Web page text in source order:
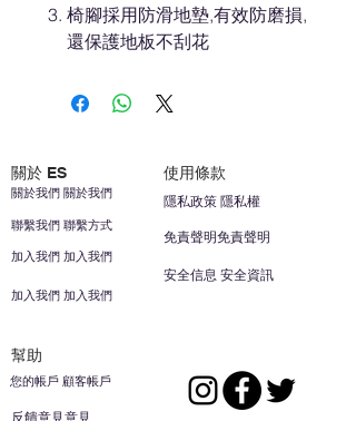
椅腳採用防滑地墊,有效防磨損,
還保護地板不刮花
關於 ES 使用條款
聯繫我們 聯繫方式
加入我們 加入我們
關於我們 關於我們
加入我們 加入我們
安全信息 安全資訊
免責聲明免責聲明
隱私政策 隱私權
幫助
您的帳戶 顧客帳戶
反饋意見意見